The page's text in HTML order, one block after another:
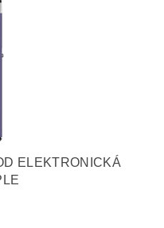
ELEKTRONICKÁ